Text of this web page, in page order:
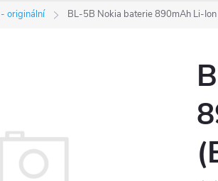
originální BL-5B Nokia baterie 890mAh Li-